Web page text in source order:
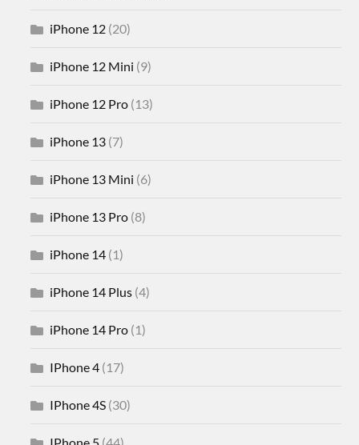
iPhone 12 (20)
iPhone 12 Mini (9)
iPhone 12 Pro (13)
iPhone 13 (7)
iPhone 13 Mini (6)
iPhone 13 Pro (8)
iPhone 14 (1)
iPhone 14 Plus (4)
iPhone 14 Pro (1)
IPhone 4 (17)
IPhone 4S (30)